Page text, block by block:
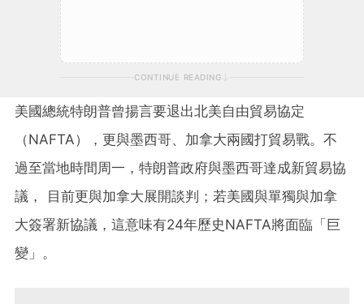
CONTINUE READING
美國總統特朗普曾揚言要退出北美自由貿易協定
（NAFTA），更與墨西哥、加拿大兩國打貿易戰。不
過至當地時間周一，特朗普政府與墨西哥達成新貿易協
議， 目前更與加拿大展開談判；若美國與單獨與加拿
大簽署新協議，這意味有24年歷史NAFTA將面臨「巨
變」。